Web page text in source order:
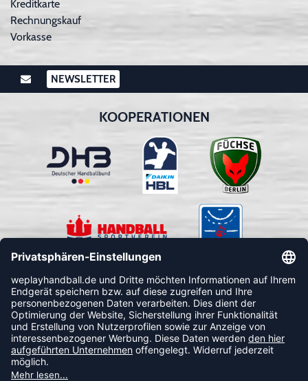
Kreditkarte
Rechnungskauf
Vorkasse
NEWSLETTER
KOOPERATIONEN
FOLLOW US